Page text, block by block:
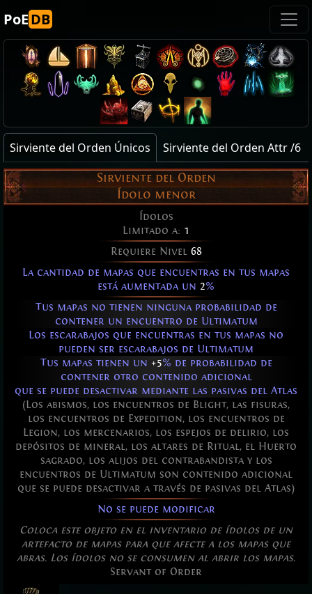
PoEDB
Sirviente del Orden Únicos
Sirviente del Orden Attr /6
Sirviente del Orden
Ídolo menor
Ídolos
Limitado a: 1
Requiere Nivel 68
La cantidad de mapas que encuentras en tus mapas
está aumentada un 2%
Tus mapas no tienen ninguna probabilidad de
contener un encuentro de Ultimatum
Los escarabajos que encuentras en tus mapas no
pueden ser escarabajos de Ultimatum
Tus mapas tienen un +5% de probabilidad de
contener otro contenido adicional
que se puede desactivar mediante las pasivas del Atlas
(Los abismos, los encuentros de Blight, las fisuras,
los encuentros de Expedition, los encuentros de
Legion, los mercenarios, los espejos de delirio, los
depósitos de mineral, los altares de Ritual, el Huerto
sagrado, los alijos del contrabandista y los
encuentros de Ultimatum son contenido adicional
que se puede desactivar a través de pasivas del Atlas)
No se puede modificar
Coloca este objeto en el inventario de ídolos de un
artefacto de mapas para que afecte a los mapas que
abras. Los ídolos no se consumen al abrir los mapas.
Servant of Order